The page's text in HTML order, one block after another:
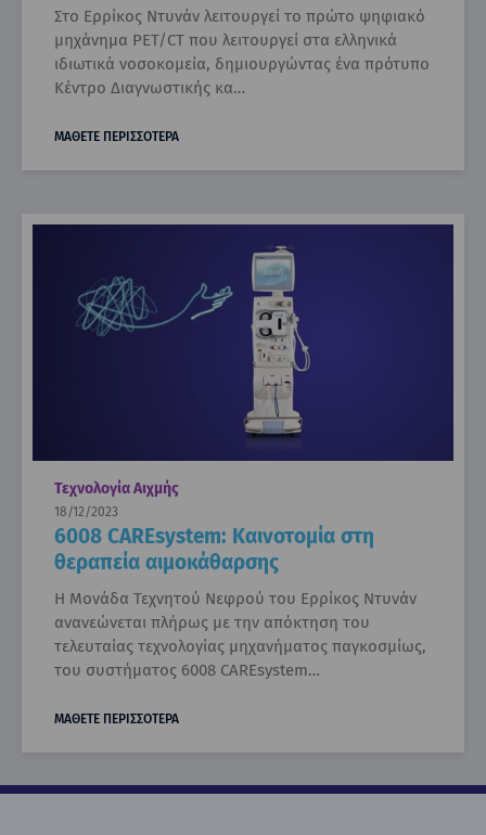
Στο Ερρίκος Ντυνάν λειτουργεί το πρώτο ψηφιακό
μηχάνημα PET/CT που λειτουργεί στα ελληνικά
ιδιωτικά νοσοκομεία, δημιουργώντας ένα πρότυπο
Κέντρο Διαγνωστικής κα…
ΜΑΘΕΤΕ ΠΕΡΙΣΣΟΤΕΡΑ
Τεχνολογία Αιχμής
18/12/2023
6008 CAREsystem: Καινοτομία στη
θεραπεία αιμοκάθαρσης
Η Μονάδα Τεχνητού Νεφρού του Ερρίκος Ντυνάν
ανανεώνεται πλήρως με την απόκτηση του
τελευταίας τεχνολογίας μηχανήματος παγκοσμίως,
του συστήματος 6008 CAREsystem…
ΜΑΘΕΤΕ ΠΕΡΙΣΣΟΤΕΡΑ